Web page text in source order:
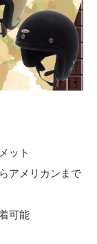
ット
アメリカンまで
可能